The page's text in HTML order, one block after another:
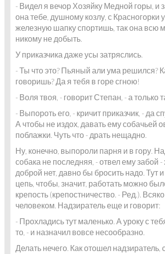
- Видел я вечор Хозяйку Медной горы, и
она тебе, душному козлу, с Красногорки
железную шапку спортишь, так она всю
никому не добыть.
У приказчика даже усы затряслись.
- Ты что это? Пьяный али ума решился?
говоришь? Да я тебя в горе сгною!
- Воля твоя, - говорит Степан, - а только
- Выпороть его, - кричит приказчик, - да
А чтобы не издох, давать ему собачьей
поблажки. Чуть что - драть нещадно.
Ну, конечно, выпороли парня и в гору.
собака не последняя, - отвел ему забой
доброй нет, давно бы бросить надо.
цепь, чтобы, значит, работать можно
крепость (крепостничество. - Ред.).
человеком. Надзиратель еще и говорит:
- Прохладись тут маленько. А уроку с
то, - и назначил вовсе несообразно.
Делать нечего. Как отошел